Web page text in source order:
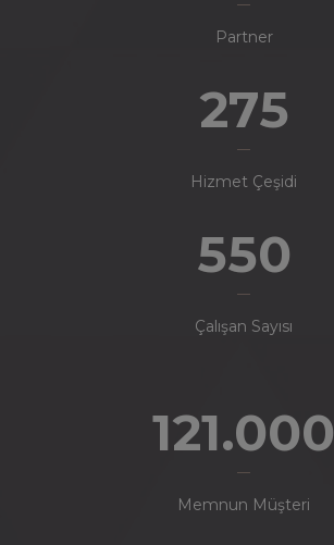
Partner
275
Hizmet Çeşidi
550
Çalışan Sayısı
121.000
Memnun Müşteri